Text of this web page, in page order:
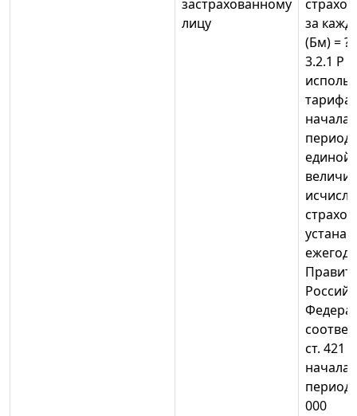
застрахованному
лицу
за
(Бм) = ?
3.2.1 Р
начала
единой
ст.
начала
000